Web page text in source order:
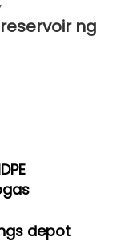
ng
depot